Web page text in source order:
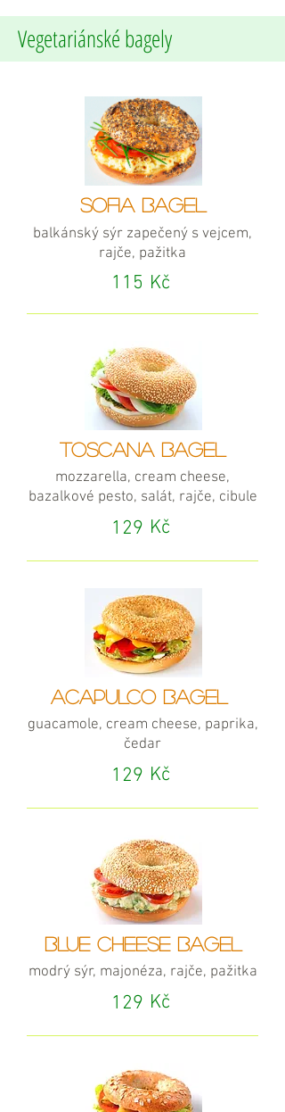
Vegetariánské bagely
SOFIA BAGEL
balkánský sýr zapečený s vejcem,
rajče, pažitka
115 Kč
TOSCANA BAGEL
mozzarella, cream cheese,
bazalkové pesto, salát, rajče, cibule
129 Kč
ACAPULCO BAGEL
guacamole, cream cheese, paprika,
čedar
129 Kč
BLUE CHEESE BAGEL
modrý sýr, majonéza, rajče, pažitka
129 Kč